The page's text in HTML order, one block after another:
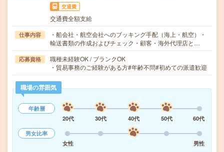
交通費
交通費全額支給
仕事内容
・船会社・航空会社へのブッキング手配（海上・航空）・
輸送書類の作成およびチェック・顧客・海外代理店と…
応募資格
職種未経験OK / ブランクOK
・貿易事務のご経験がある方#年齢不問#初めての派遣歓迎
職場の雰囲気
年齢層
20代
30代 40代 50代
60代
男女比率
女性
男性